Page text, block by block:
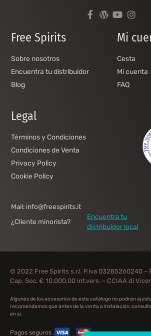
Free Spirits
Sobre nosotros
Encuentra tu distribuidor
Blog
Mi
Cesta
Mi cuenta
FAQ
Legal
Términos y Condiciones
Condiciones de Venta
Privacy Policy
Cookie Policy
Mail: info@freespirits.it
¿Cliente minorista?
Encuentra tu
distribuidor local
© 2022 Free Spirits s.r.l. P.iva 03285260240 –
Cap. Soc. € 10.000,00 int.vers. – CCIAA di
Algunos de los accesorios de este catálogo no podrán
recomendamos que antes de la venta o instalación,
en sí.
Pagos seguros .